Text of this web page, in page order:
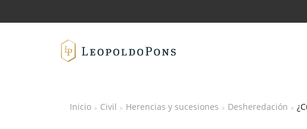
Inicio Civil Herencias y sucesiones Desheredación